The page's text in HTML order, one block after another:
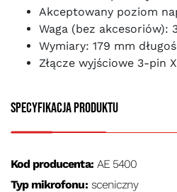
Akceptowany poziom
Waga (bez akcesoriów):
Wymiary: 179 mm
Złącze wyjściowe 3-pin
Specyfikacja produktu
Kod producenta: AE 5400
Typ mikrofonu: sceniczny